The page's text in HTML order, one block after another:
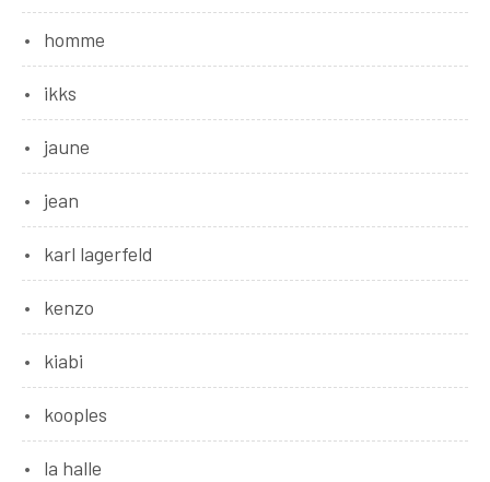
homme
ikks
jaune
jean
karl lagerfeld
kenzo
kiabi
kooples
la halle